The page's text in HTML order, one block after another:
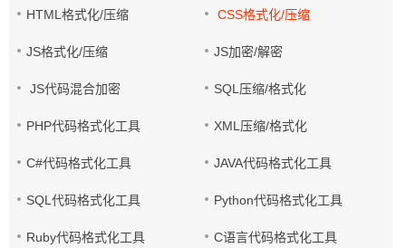
HTML格式化/压缩 CSS格式化/压缩
JS格式化/压缩 JS加密/解密
JS代码混合加密 SQL压缩/格式化
PHP代码格式化工具 XML压缩/格式化
C#代码格式化工具 JAVA代码格式化工具
SQL代码格式化工具 Python代码格式化工具
Ruby代码格式化工具 C语言代码格式化工具